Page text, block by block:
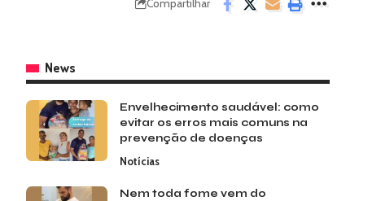
Compartilhar
News
Envelhecimento saudável: como
evitar os erros mais comuns na
prevenção de doenças
Notícias
Nem toda fome vem do